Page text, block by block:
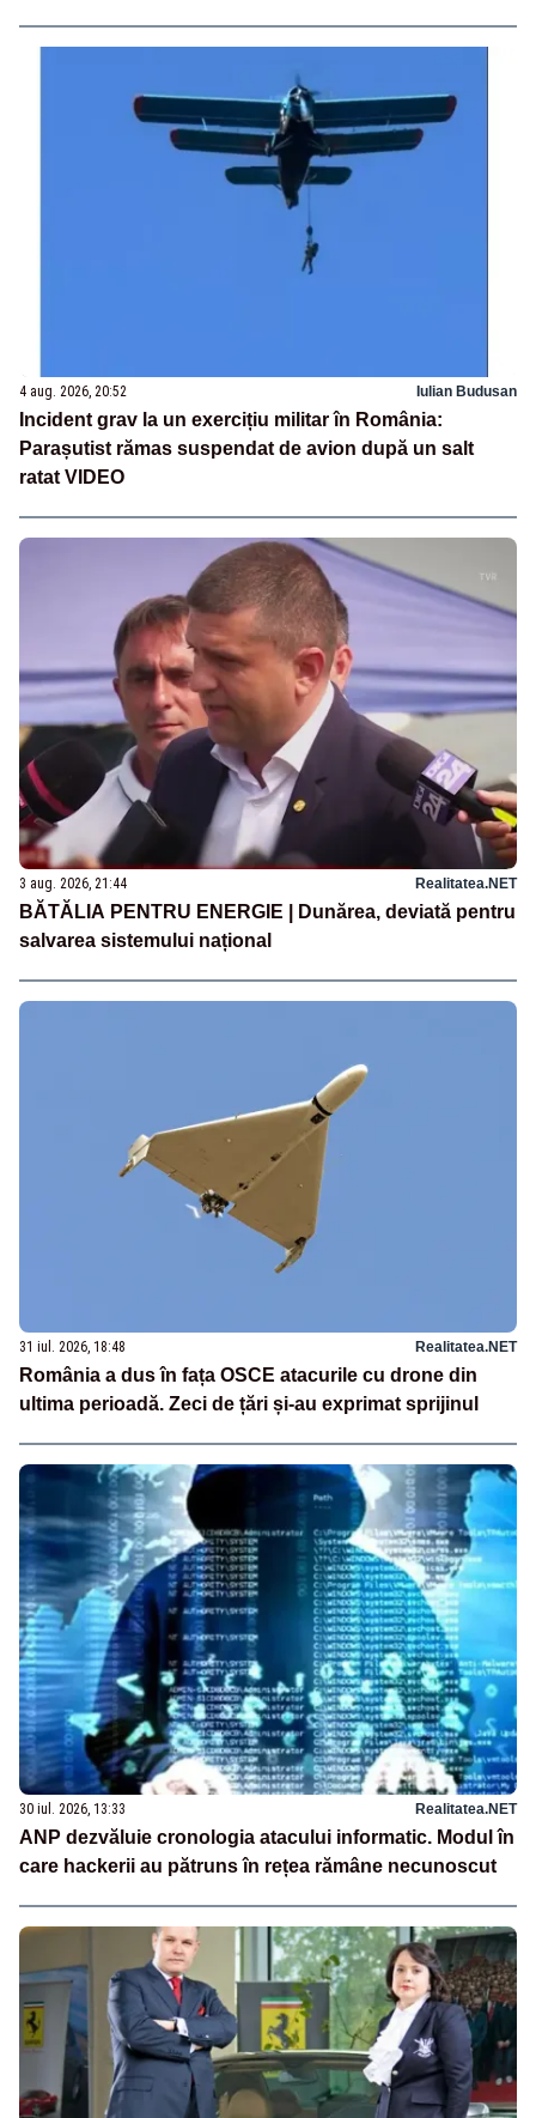
4 aug. 2026, 20:52 Iulian Budusan
Incident grav la un exercițiu militar în România:
Parașutist rămas suspendat de avion după un salt
ratat VIDEO
3 aug. 2026, 21:44 Realitatea.NET
BĂTĂLIA PENTRU ENERGIE | Dunărea, deviată pentru
salvarea sistemului național
31 iul. 2026, 18:48 Realitatea.NET
România a dus în fața OSCE atacurile cu drone din
ultima perioadă. Zeci de țări și-au exprimat sprijinul
30 iul. 2026, 13:33 Realitatea.NET
ANP dezvăluie cronologia atacului informatic. Modul în
care hackerii au pătruns în rețea rămâne necunoscut